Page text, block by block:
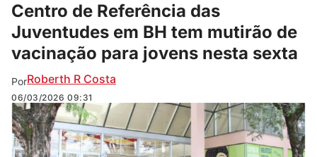
Centro de Referência das
Juventudes em BH tem mutirão de
vacinação para jovens nesta sexta
PorRoberth R Costa
06/03/2026 09:31